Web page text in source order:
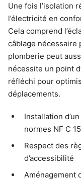
Une fois l’isolation
l’électricité en
Cela comprend
câblage nécessaire
plomberie peut
nécessite un point
réfléchi pour
déplacements.
Installation
normes NF C
Respect des
d’accessibilité
Aménagement